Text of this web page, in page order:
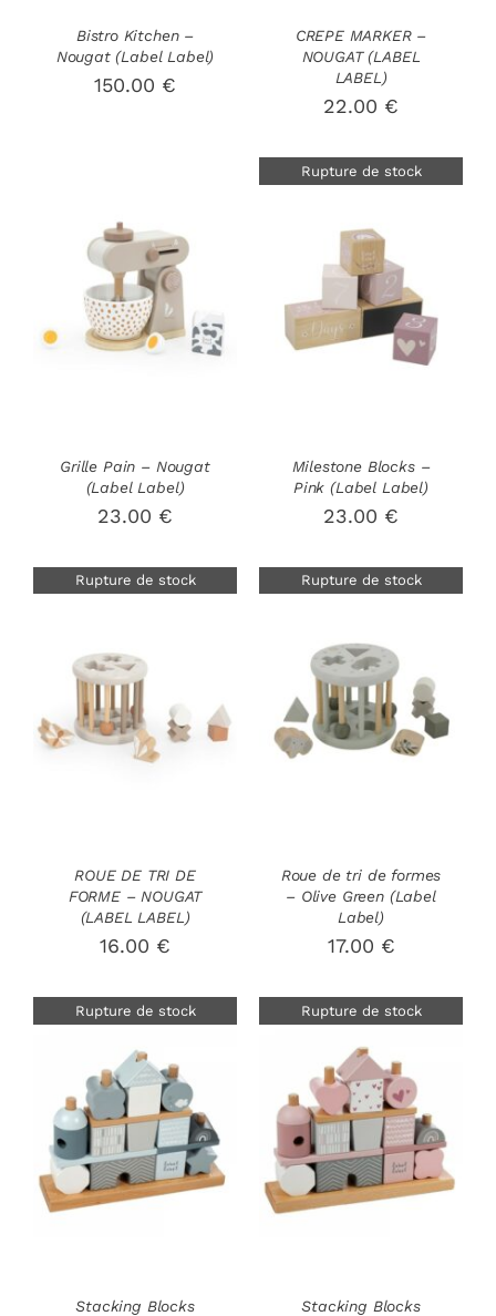
Bistro Kitchen –
Nougat (Label Label)
150.00 €
CREPE MARKER –
NOUGAT (LABEL
LABEL)
22.00 €
AJOUTER AU
PANIER
/
DÉTAILS
Grille Pain – Nougat
(Label Label)
23.00 €
Rupture de stock
DÉTAILS
Milestone Blocks –
Pink (Label Label)
23.00 €
Rupture de stock
DÉTAILS
ROUE DE TRI DE
FORME – NOUGAT
(LABEL LABEL)
16.00 €
Rupture de stock
DÉTAILS
Roue de tri de formes
– Olive Green (Label
Label)
17.00 €
Rupture de stock
DÉTAILS
Stacking Blocks
Rupture de stock
DÉTAILS
Stacking Blocks